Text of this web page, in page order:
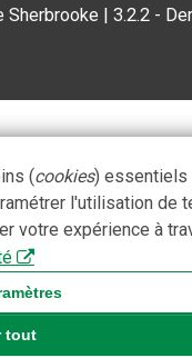
Sherbrooke |3.2.2 -
(cookies) essentiels
l'utilisation de
votre expérience à
tout